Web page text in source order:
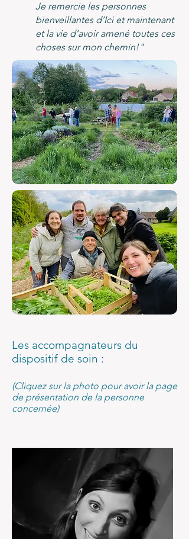
Je remercie les personnes
bienveillantes d’Ici et maintenant
et la vie d’avoir amené toutes ces
choses sur mon chemin!"
Les accompagnateurs du
dispositif de soin :
(Cliquez sur la photo pour avoir la page
de présentation de la personne
concernée)